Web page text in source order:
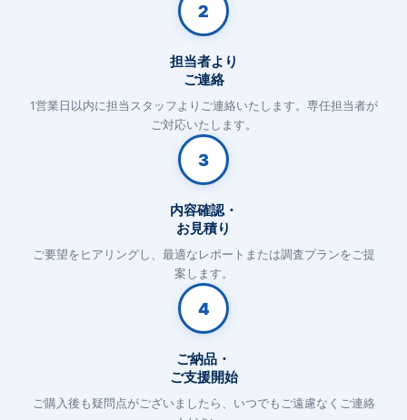
2
担当者より
ご連絡
1営業日以内に担当スタッフよりご連絡いたします。専任担当者が
ご対応いたします。
3
内容確認・
お見積り
ご要望をヒアリングし、最適なレポートまたは調査プランをご提
案します。
4
ご納品・
ご支援開始
ご購入後も疑問点がございましたら、いつでもご遠慮なくご連絡